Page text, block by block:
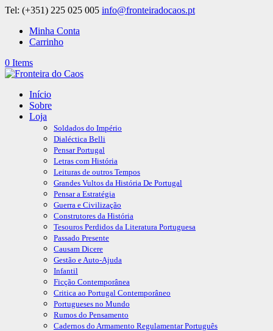
Tel: (+351) 225 025 005 info@fronteiradocaos.pt
Minha Conta
Carrinho
0 Items
Início
Sobre
Loja
Soldados do Império
Dialéctica Belli
Pensar Portugal
Letras com História
Leituras de outros Tempos
Grandes Vultos da História De Portugal
Pensar a Estratégia
Guerra e Civilização
Construtores da História
Tesouros Perdidos da Literatura Portuguesa
Passado Presente
Causam Dicere
Gestão e Auto-Ajuda
Infantil
Ficção Contemporânea
Critica ao Portugal Contemporâneo
Portugueses no Mundo
Rumos do Pensamento
Cadernos do Armamento Regulamentar Português